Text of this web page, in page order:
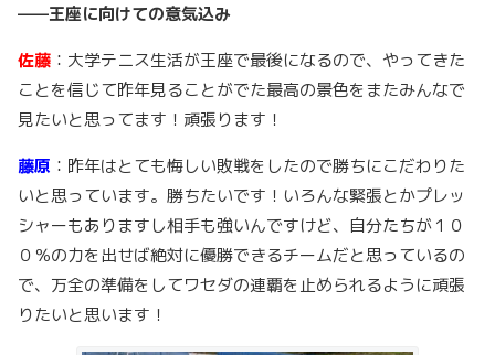
——王座に向けての意気込み
佐藤 ：大学テニス生活が王座で最後になるので、やってきた
ことを信じて昨年見ることがでた最高の景色をまたみんなで
見たいと思ってます！頑張ります！
藤原 ：昨年はとても悔しい敗戦をしたので勝ちにこだわりた
いと思っています。勝ちたいです！いろんな緊張とかプレッ
シャーもありますし相手も強いんですけど、自分たちが１０
０％の力を出せば絶対に優勝できるチームだと思っているの
で、万全の準備をしてワセダの連覇を止められるように頑張
りたいと思います！